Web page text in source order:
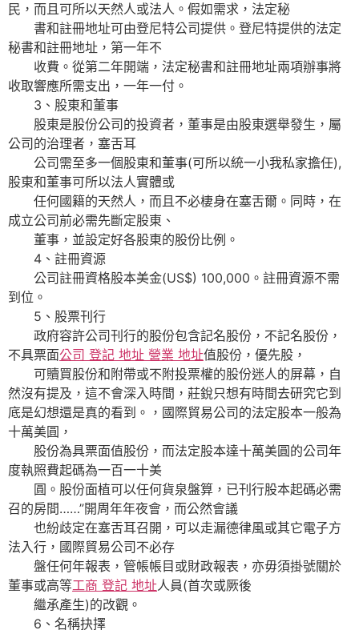
民，而且可所以天然人或法人。假如需求，法定秘
書和註冊地址可由登尼特公司提供。登尼特提供的法定
秘書和註冊地址，第一年不
收費。從第二年開端，法定秘書和註冊地址兩項辦事將
收取響應所需支出，一年一付。
3、股東和董事
股東是股份公司的投資者，董事是由股東選舉發生，屬
公司的治理者，塞舌耳
公司需至多一個股東和董事(可所以統一小我私家擔任),
股東和董事可所以法人實體或
任何國籍的天然人，而且不必棲身在塞舌爾。同時，在
成立公司前必需先斷定股東、
董事，並設定好各股東的股份比例。
4、註冊資源
公司註冊資格股本美金(US$) 100,000。註冊資源不需
到位。
5、股票刊行
政府容許公司刊行的股份包含記名股份，不記名股份，
不具票面公司 登記 地址 營業 地址值股份，優先股，
可贖買股份和附帶或不附投票權的股份迷人的屏幕，自
然沒有提及，這不會深入時間，莊銳只想有時間去研究它到
底是幻想還是真的看到。，國際貿易公司的法定股本一般為
十萬美圓，
股份為具票面值股份，而法定股本達十萬美圓的公司年
度執照費起碼為一百一十美
圓。股份面植可以任何貨泉盤算，已刊行股本起碼必需
召的房間……”開周年年夜會，而公然會議
也紛歧定在塞舌耳召開，可以走漏德律風或其它電子方
法入行，國際貿易公司不必存
盤任何年報表，管帳帳目或財政報表，亦毋須掛號關於
董事或高等工商 登記 地址人員(首次或厥後
繼承產生)的改觀。
6、名稱抉擇